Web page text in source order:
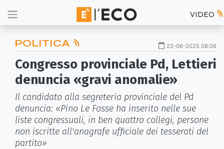
VIDEO
POLITICA 22-06-2025 08:06
Congresso provinciale Pd, Lettieri
denuncia «gravi anomalie»
Il candidato alla segreteria provinciale del Pd
denuncia: «Pino Le Fosse ha inserito nelle sue
liste congressuali, in ben quattro collegi, persone
non iscritte all'anagrafe ufficiale dei tesserati del
partito»